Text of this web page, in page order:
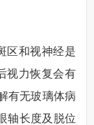
区和视神经是
视力恢复会有
有无玻璃体病
轴长度及脱位